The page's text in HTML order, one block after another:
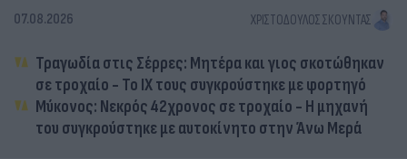
07.08.2026 ΧΡΙΣΤΌΔΟΥΛΟΣ ΣΚΟΎΝΤΑΣ
Τραγωδία στις Σέρρες: Μητέρα και γιος σκοτώθηκαν
σε τροχαίο - Το ΙΧ τους συγκρούστηκε με φορτηγό
Μύκονος: Νεκρός 42χρονος σε τροχαίο - Η μηχανή
του συγκρούστηκε με αυτοκίνητο στην Άνω Μερά